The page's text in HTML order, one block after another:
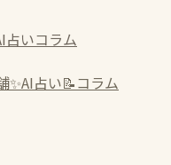
占いコラム
✨AI占い📝コラム